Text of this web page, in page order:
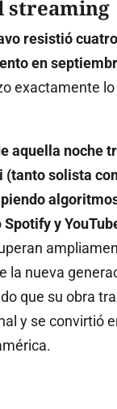
streaming
resistió
en
exactamente
aquella noche
(tanto solista
Spotify y
la nueva
que su obra
y se convirtió